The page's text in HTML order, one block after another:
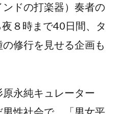
ドの打楽器）奏者の
８時まで40日間、タ
修行を見せる企画も
永純キュレーター
性社会で、「男女平